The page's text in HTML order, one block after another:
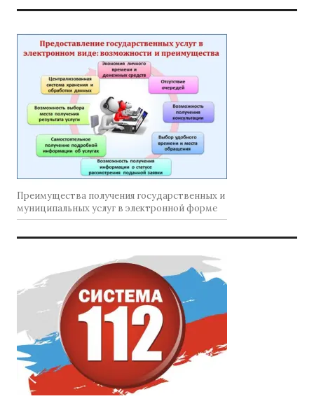
Преимущества получения государственных и
муниципальных услуг в электронной форме